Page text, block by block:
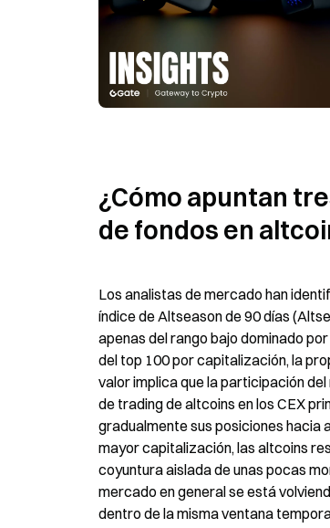
¿Cómo apuntan
de fondos en
Los analistas de mercado han
índice de Altseason de 90 días
apenas del rango bajo dominado
del top 100 por capitalización, la
valor implica que la participación
de trading de altcoins en los CEX
gradualmente sus posiciones hacia
mayor capitalización, las altcoins
coyuntura aislada de unas pocas
mercado en general se está
dentro de la misma ventana